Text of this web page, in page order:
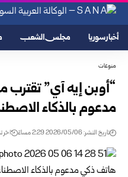
أخبار سوريا مجلس الشعب
منوعات
“أوبن إيه آي”
مدعوم بالذكاء
تاريخ النشر: 2026/05/06 2:29 مساءً اخر تحديث: